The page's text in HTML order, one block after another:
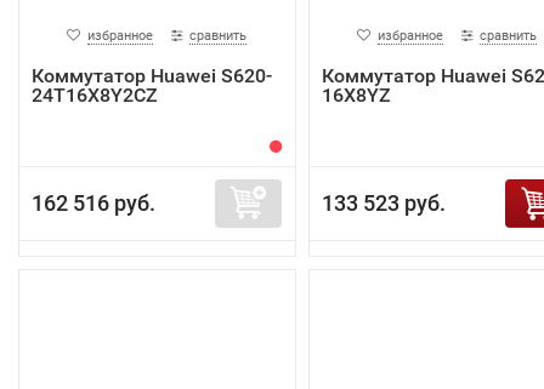
избранное сравнить
Коммутатор Huawei S620-
24T16X8Y2CZ
162 516 руб.
избранное сравнить
Коммутатор Huawei
16X8YZ
133 523 руб.